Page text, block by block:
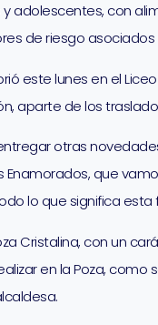
adolescentes, con
de riesgo asociados
este lunes en el
aparte de los
otras
que
lo que significa esta
Cristalina, con un
en la Poza,